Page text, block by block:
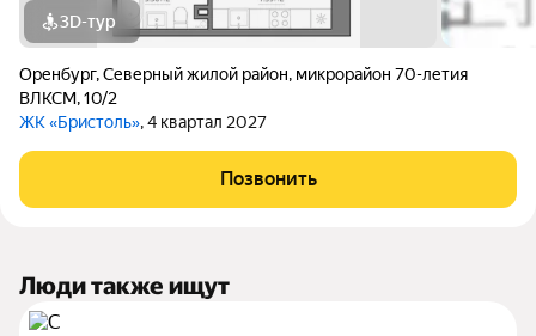
3D-тур
Оренбург,Северный жилой район, микрорайон 70-летия
ВЛКСМ,10/2
ЖК «Бристоль», 4 квартал 2027
Позвонить
Люди также ищут